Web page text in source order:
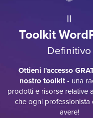
Il
Toolkit
Definitivo
Ottieni l'accesso
nostro toolkit- una
prodotti e risorse relative
che ogni
avere!